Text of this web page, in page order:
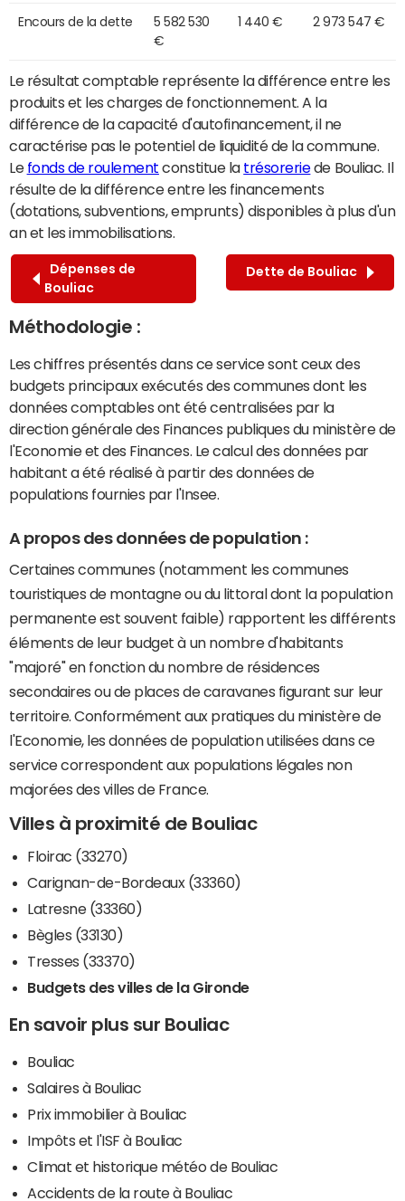
Encours de la dette
5 582 530
€
1 440 € 2 973 547 €
Le résultat comptable représente la différence entre les
produits et les charges de fonctionnement. A la
différence de la capacité d'autofinancement, il ne
caractérise pas le potentiel de liquidité de la commune.
Le fonds de roulement constitue la trésoreriede Bouliac. Il
résulte de la différence entre les financements
(dotations, subventions, emprunts) disponibles à plus d'un
an et les immobilisations.
Dépenses de
Bouliac
Dette de Bouliac
Méthodologie :
Les chiffres présentés dans ce service sont ceux des
budgets principaux exécutés des communes dont les
données comptables ont été centralisées par la
direction générale des Finances publiques du ministère de
l'Economie et des Finances. Le calcul des données par
habitant a été réalisé à partir des données de
populations fournies par l'Insee.
A propos des données de population :
Certaines communes (notamment les communes
touristiques de montagne ou du littoral dont la population
permanente est souvent faible) rapportent les différents
éléments de leur budget à un nombre d'habitants
"majoré" en fonction du nombre de résidences
secondaires ou de places de caravanes figurant sur leur
territoire. Conformément aux pratiques du ministère de
l'Economie, les données de population utilisées dans ce
service correspondent aux populations légales non
majorées des villes de France.
Villes à proximité de Bouliac
Floirac (33270)
Carignan-de-Bordeaux (33360)
Latresne (33360)
Bègles (33130)
Tresses (33370)
Budgets des villes de la Gironde
En savoir plus sur Bouliac
Bouliac
Salaires à Bouliac
Prix immobilier à Bouliac
Impôts et l'ISF à Bouliac
Climat et historique météo de Bouliac
Accidents de la route à Bouliac